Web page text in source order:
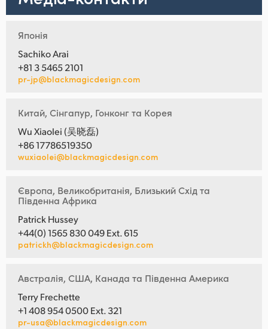
Японія
Sachiko Arai
+81 3 5465 2101
pr-jp@blackmagicdesign.com
Китай, Сінгапур, Гонконг та Корея
Wu Xiaolei (吴晓磊)
+86 17786519350
wuxiaolei@blackmagicdesign.com
Європа, Великобританія, Близький Схід та
Південна Африка
Patrick Hussey
+44(0) 1565 830 049 Ext. 615
patrickh@blackmagicdesign.com
Австралія, США, Канада та Південна Америка
Terry Frechette
+1 408 954 0500 Ext. 321
pr-usa@blackmagicdesign.com